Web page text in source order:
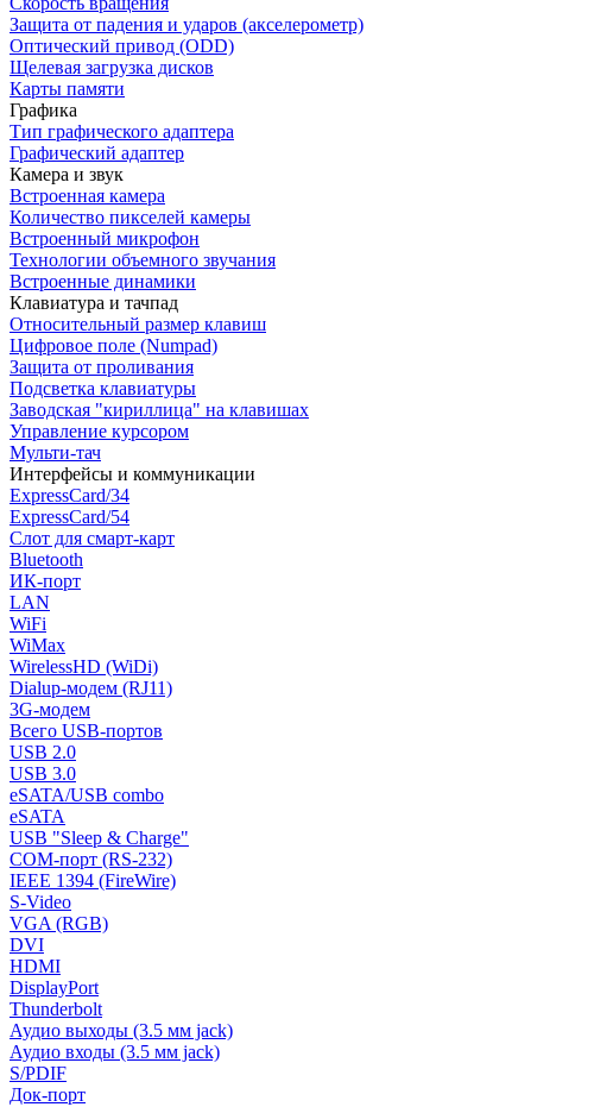
Защита от падения и ударов (акселерометр)
Оптический привод (ODD)
Щелевая загрузка дисков
Карты памяти
Графика
Тип графического адаптера
Графический адаптер
Камера и звук
Встроенная камера
Количество пикселей камеры
Встроенный микрофон
Технологии объемного звучания
Встроенные динамики
Клавиатура и тачпад
Относительный размер клавиш
Цифровое поле (Numpad)
Защита от проливания
Подсветка клавиатуры
Заводская "кириллица" на клавишах
Управление курсором
Мульти-тач
Интерфейсы и коммуникации
ExpressCard/34
ExpressCard/54
Слот для смарт-карт
Bluetooth
ИК-порт
LAN
WiFi
WiMax
WirelessHD (WiDi)
Dialup-модем (RJ11)
3G-модем
Всего USB-портов
USB 2.0
USB 3.0
eSATA/USB combo
eSATA
USB "Sleep & Charge"
COM-порт (RS-232)
IEEE 1394 (FireWire)
S-Video
VGA (RGB)
DVI
HDMI
DisplayPort
Thunderbolt
Аудио выходы (3.5 мм jack)
Аудио входы (3.5 мм jack)
S/PDIF
Док-порт